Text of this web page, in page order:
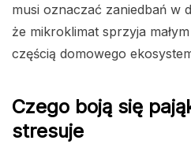
musi oznaczać zaniedbań w
że mikroklimat sprzyja
częścią domowego
Czego boją się
stresuje